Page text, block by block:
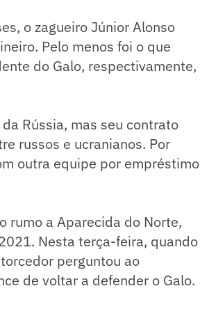
o zagueiro Júnior Alonso
Pelo menos foi o que
do Galo, respectivamente,
Rússia, mas seu contrato
russos e ucranianos. Por
outra equipe por empréstimo
rumo a Aparecida do Norte,
Nesta terça-feira, quando
perguntou ao
de voltar a defender o Galo.